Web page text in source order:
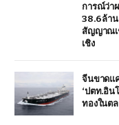
การณ์ว่า
38.6 ล้า
สัญญาณเ
เชิง
จีนขาดแ
‘ปตท.อิน
ทองในต